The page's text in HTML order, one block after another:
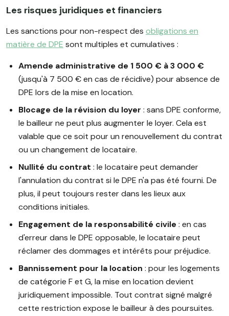
Les risques juridiques et financiers
Les sanctions pour non-respect des obligations en
matière de DPE sont multiples et cumulatives :
Amende administrative de 1 500 € à 3 000 €
(jusqu'à 7 500 € en cas de récidive) pour absence de
DPE lors de la mise en location.
Blocage de la révision du loyer : sans DPE conforme,
le bailleur ne peut plus augmenter le loyer. Cela est
valable que ce soit pour un renouvellement du contrat
ou un changement de locataire.
Nullité du contrat : le locataire peut demander
l'annulation du contrat si le DPE n'a pas été fourni. De
plus, il peut toujours rester dans les lieux aux
conditions initiales.
Engagement de la responsabilité civile: en cas
d'erreur dans le DPE opposable, le locataire peut
réclamer des dommages et intérêts pour préjudice.
Bannissement pour la location : pour les logements
de catégorie F et G, la mise en location devient
juridiquement impossible. Tout contrat signé malgré
cette restriction expose le bailleur à des poursuites.